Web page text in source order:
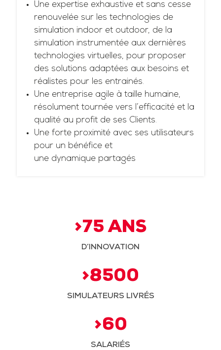
Une expertise exhaustive et sans cesse
renouvelée sur les technologies de
simulation indoor et outdoor, de la
simulation instrumentée aux dernières
technologies virtuelles, pour proposer
des solutions adaptées aux besoins et
réalistes pour les entrainés.
Une entreprise agile à taille humaine,
résolument tournée vers l’efficacité et la
qualité au profit de ses Clients.
Une forte proximité avec ses utilisateurs
pour un bénéfice et
une dynamique partagés
>75 ANS
D’INNOVATION
>8500
SIMULATEURS LIVRÉS
>60
SALARIÉS